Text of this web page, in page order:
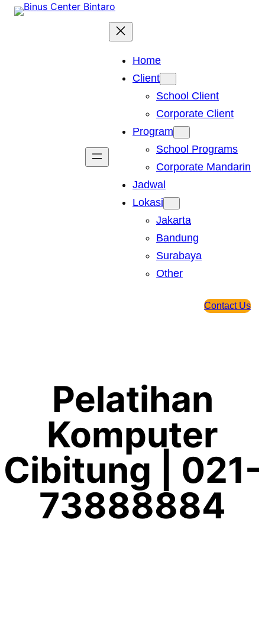
Skip
Home
Client
School Client
Corporate Client
Program
School Programs
Corporate Mandarin
Jadwal
Lokasi
Jakarta
Bandung
Surabaya
Other
Contact Us
Pelatihan
Komputer
Cibitung | 021-
73888884